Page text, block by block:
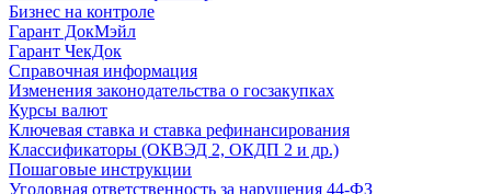
Бизнес на контроле
Гарант ДокМэйл
Гарант ЧекДок
Справочная информация
Изменения законодательства о госзакупках
Курсы валют
Ключевая ставка и ставка рефинансирования
Классификаторы (ОКВЭД 2, ОКДП 2 и др.)
Пошаговые инструкции
Уголовная ответственность за нарушения 44-ФЗ